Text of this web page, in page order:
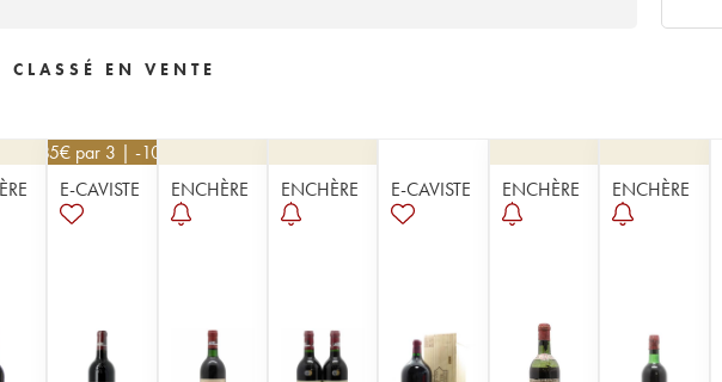
EN VENTE
585€ par 3 | -10%
E-CAVISTE
ENCHÈRE ENCHÈRE E-CAVISTE ENCHÈRE ENCHÈRE